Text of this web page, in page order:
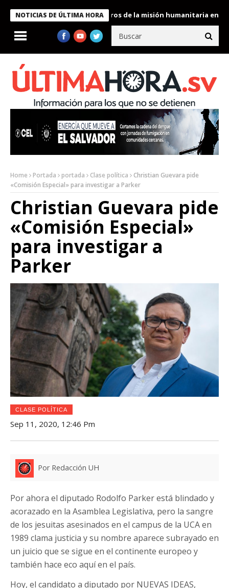
NOTICIAS DE ÚLTIMA HORA
Bukele condecora a miembros de la misión humanitaria enviada
Home Portada portada Clase política
Christian Guevara pide
«Comisión Especial» para investigar a Parker
Christian Guevara pide
«Comisión Especial»
para investigar a
Parker
CLASE POLÍTICA
Sep 11, 2020, 12:46 Pm
Por Redacción UH
Por ahora el diputado Rodolfo Parker está blindado y
acorazado en la Asamblea Legislativa, pero la sangre
de los jesuitas asesinados en el campus de la UCA en
1989 clama justicia y su nombre aparece subrayado en
un juicio que se sigue en el continente europeo y
también hace eco aquí en el país.
Hoy, el candidato a diputado por NUEVAS IDEAS,